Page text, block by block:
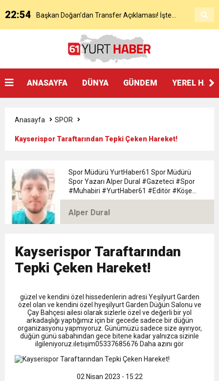
KAP’a Bildirdi
22:54 Başkan Doğan’dan Transfer Açıklaması! İşte
Mohamed Salah’ın Trabzon’da İlk Sözleri!
Bildirdi
20:05 Trabzonspor Muhammed Salah Transferini
Tamamladı
9:50 MGD’DEN ANITKABİR’E ANLAMLI ZİYARET
18:59 Trabzonspor Mitongo Transferini KAP’a Bildirdi
KAP’a Bildirdi
ANASAYFA DÜNYA GÜNDEM YEREL
Anasayfa SPOR
Kayserispor Taraftarından Tepki Çeken Hareket!
Spor Müdürü YurtHaber61 Spor Müdürü
Spor Yazarı Alper Dural #Gazeteci #Spor
#Muhabiri #YurtHaber61 #Editör #Köşe
#Yazarı Trabzon Bölgesi 61yurthaber Spor
Müdürü spor Yazarı Alper Dural
Alper Dural
Kayserispor Taraftarından
Tepki Çeken Hareket!
güzel ve kendini özel hissedenlerin adresi Yeşilyurt Garden
özel olan ve kendini özel hyeşilyurt Garden Düğün Salonu ve
Çay Bahçesi ailesi olarak sizlerle özel ve değerli bir yol
arkadaşlığı yaptığımız için bir gecede sadece bir düğün
organizasyonu yapmıyoruz. Günümüzü sadece size ayırıyor,
düğün günü sabahından gece bitene kadar yalnızca sizinle
ilgileniyoruz.ıletışim05337685676 Daha azını gör
02 Nisan 2023 - 15:22